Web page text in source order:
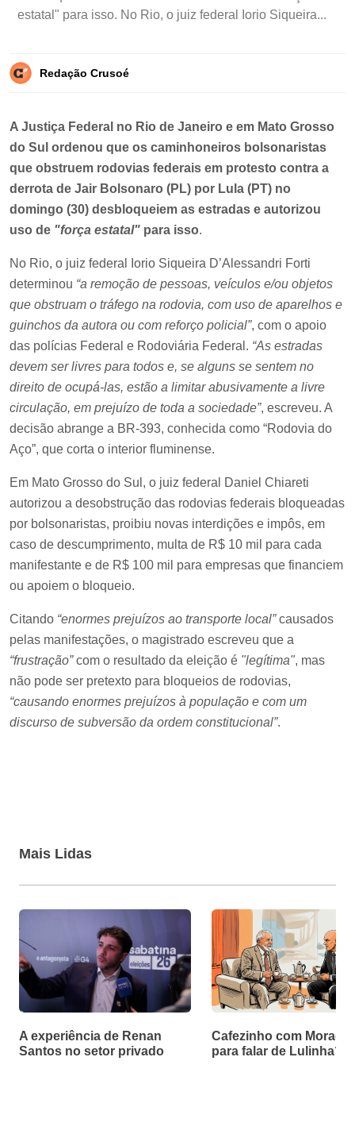
estatal" para isso. No Rio, o juiz federal Iorio Siqueira...
Redação Crusoé
A Justiça Federal no Rio de Janeiro e em Mato Grosso
do Sul ordenou que os caminhoneiros bolsonaristas
que obstruem rodovias federais em protesto contra a
derrota de Jair Bolsonaro (PL) por Lula (PT) no
domingo (30) desbloqueiem as estradas e autorizou
uso de "força estatal" para isso.
No Rio, o juiz federal Iorio Siqueira D’Alessandri Forti
determinou “a remoção de pessoas, veículos e/ou objetos
que obstruam o tráfego na rodovia, com uso de aparelhos e
guinchos da autora ou com reforço policial”, com o apoio
das polícias Federal e Rodoviária Federal. “As estradas
devem ser livres para todos e, se alguns se sentem no
direito de ocupá-las, estão a limitar abusivamente a livre
circulação, em prejuízo de toda a sociedade”, escreveu. A
decisão abrange a BR-393, conhecida como “Rodovia do
Aço”, que corta o interior fluminense.
Em Mato Grosso do Sul, o juiz federal Daniel Chiareti
autorizou a desobstrução das rodovias federais bloqueadas
por bolsonaristas, proibiu novas interdições e impôs, em
caso de descumprimento, multa de R$ 10 mil para cada
manifestante e de R$ 100 mil para empresas que financiem
ou apoiem o bloqueio.
Citando “enormes prejuízos ao transporte local”causados
pelas manifestações, o magistrado escreveu que a
“frustração”com o resultado da eleição é "legítima", mas
não pode ser pretexto para bloqueios de rodovias,
“causando enormes prejuízos à população e com um
discurso de subversão da ordem constitucional”.
Mais Lidas
A experiência de Renan
Santos no setor privado
Cafezinho com Moraes
para falar de Lulinha?